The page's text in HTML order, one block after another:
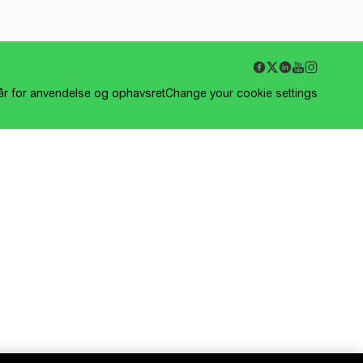
for anvendelse og ophavsretChange your cookie settings